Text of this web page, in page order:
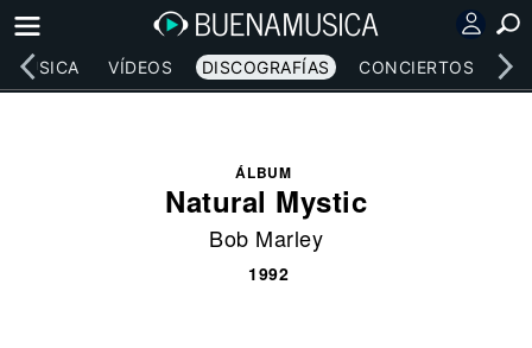
MÚSICA VÍDEOS DISCOGRAFÍAS CONCIERTOS
ÁLBUM
Natural Mystic
Bob Marley
1992